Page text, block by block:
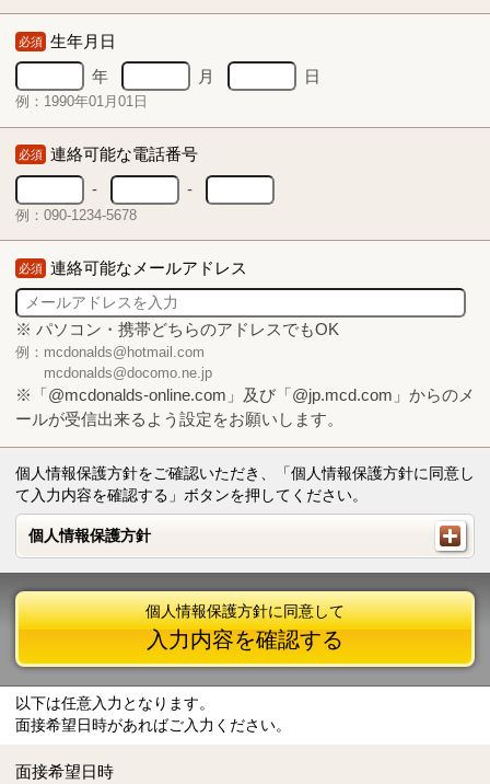
必須 生年月日
年
月 日
例：1990年01月01日
必須 連絡可能な電話番号
-
-
例：090-1234-5678
必須 連絡可能なメールアドレス
※ パソコン・携帯どちらのアドレスでもOK
例：mcdonalds@hotmail.com
mcdonalds@docomo.ne.jp
※「@mcdonalds-online.com」及び「@jp.mcd.com」からのメ
ールが受信出来るよう設定をお願いします。
個人情報保護方針をご確認いただき、「個人情報保護方針に同意し
て入力内容を確認する」ボタンを押してください。
個人情報保護方針
個人情報保護方針
Tel
0570-55-0314
個人情報保護方針に同意して
入力内容を確認する
以下は任意入力となります。
面接希望日時があればご入力ください。
面接希望日時